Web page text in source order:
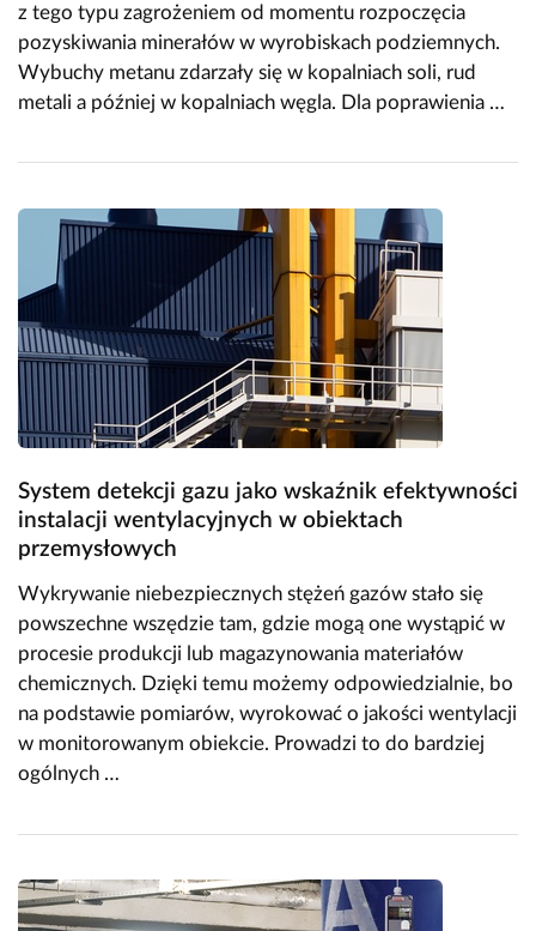
z tego typu zagrożeniem od momentu rozpoczęcia
pozyskiwania minerałów w wyrobiskach podziemnych.
Wybuchy metanu zdarzały się w kopalniach soli, rud
metali a później w kopalniach węgla. Dla poprawienia …
System detekcji gazu jako wskaźnik efektywności
instalacji wentylacyjnych w obiektach
przemysłowych
Wykrywanie niebezpiecznych stężeń gazów stało się
powszechne wszędzie tam, gdzie mogą one wystąpić w
procesie produkcji lub magazynowania materiałów
chemicznych. Dzięki temu możemy odpowiedzialnie, bo
na podstawie pomiarów, wyrokować o jakości wentylacji
w monitorowanym obiekcie. Prowadzi to do bardziej
ogólnych …